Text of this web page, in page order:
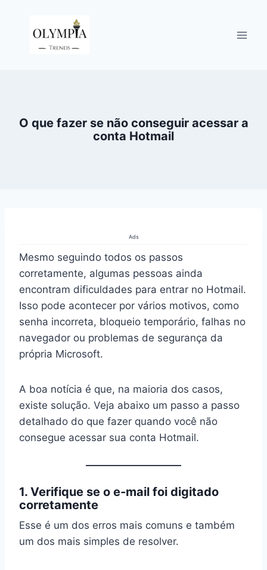
O que fazer se não conseguir acessar a
conta Hotmail
Ads
Mesmo seguindo todos os passos
corretamente, algumas pessoas ainda
encontram dificuldades para entrar no Hotmail.
Isso pode acontecer por vários motivos, como
senha incorreta, bloqueio temporário, falhas no
navegador ou problemas de segurança da
própria Microsoft.
A boa notícia é que, na maioria dos casos,
existe solução. Veja abaixo um passo a passo
detalhado do que fazer quando você não
consegue acessar sua conta Hotmail.
1. Verifique se o e-mail foi digitado
corretamente
Esse é um dos erros mais comuns e também
um dos mais simples de resolver.